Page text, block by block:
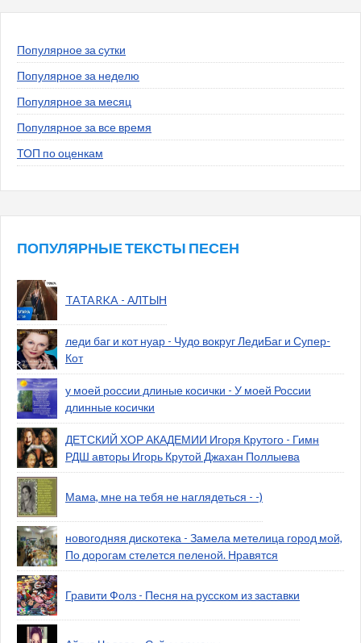
Популярное за сутки
Популярное за неделю
Популярное за месяц
Популярное за все время
ТОП по оценкам
ПОПУЛЯРНЫЕ ТЕКСТЫ ПЕСЕН
TATARKA - АЛТЫН
леди баг и кот нуар - Чудо вокруг ЛедиБаг и Супер-
Кот
у моей россии длиные косички - У моей России
длинные косички
ДЕТСКИЙ ХОР АКАДЕМИИ Игоря Крутого - Гимн
РДШ авторы Игорь Крутой Джахан Поллыева
Мама, мне на тебя не наглядеться - -)
новогодняя дискотека - Замела метелица город мой,
По дорогам стелется пеленой. Нравятся
Гравити Фолз - Песня на русском из заставки